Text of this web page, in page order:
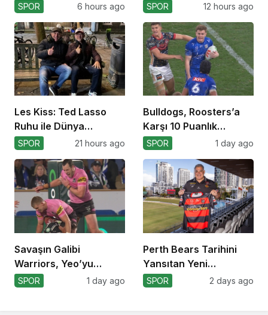
SPOR 6 hours ago
Koçu Olarak Debüt
SPOR 12 hours ago
Les Kiss: Ted Lasso
Ruhu ile Dünya
Kupası’na
SPOR 21 hours ago
Bulldogs, Roosters’a
Karşı 10 Puanlık
Avantajı Yitirdi
SPOR 1 day ago
Savaşın Galibi
Warriors, Yeo’yu
Kaybetti!
SPOR 1 day ago
Perth Bears Tarihini
Yansıtan Yeni
Formasını Tanıttı
SPOR 2 days ago